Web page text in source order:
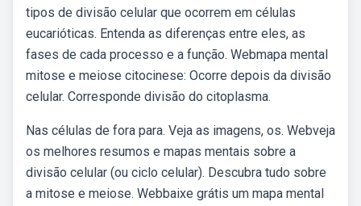
tipos de divisão celular que ocorrem em células
eucarióticas. Entenda as diferenças entre eles, as
fases de cada processo e a função. Webmapa mental
mitose e meiose citocinese: Ocorre depois da divisão
celular. Corresponde divisão do citoplasma.
Nas células de fora para. Veja as imagens, os. Webveja
os melhores resumos e mapas mentais sobre a
divisão celular (ou ciclo celular). Descubra tudo sobre
a mitose e meiose. Webbaixe grátis um mapa mental